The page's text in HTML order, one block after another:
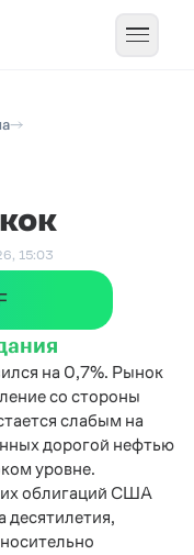
15:03
на 0,7%. Рынок
со стороны
слабым на
дорогой нефтью
уровне.
облигаций США
десятилетия,